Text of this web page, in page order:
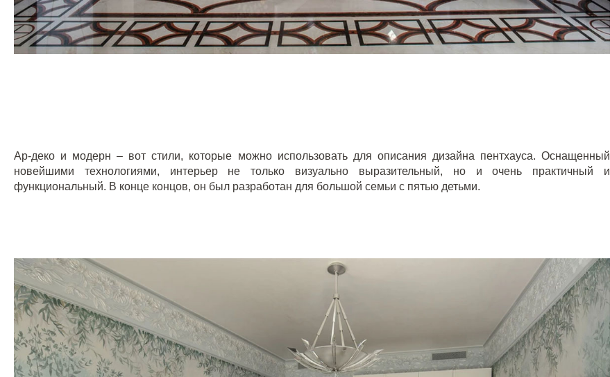
Ар-деко и модерн – вот стили, которые можно использовать для описания дизайна пентхауса. Оснащенный
новейшими технологиями, интерьер не только визуально выразительный, но и очень практичный и
функциональный. В конце концов, он был разработан для большой семьи с пятью детьми.